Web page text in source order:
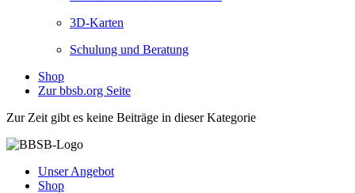
3D-Karten
Schulung und Beratung
Shop
Zur bbsb.org Seite
Zur Zeit gibt es keine Beiträge in dieser Kategorie
Unser Angebot
Shop